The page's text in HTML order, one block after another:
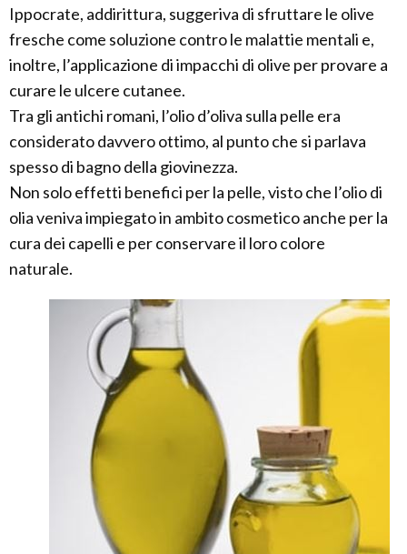
Ippocrate, addirittura, suggeriva di sfruttare le olive
fresche come soluzione contro le malattie mentali e,
inoltre, l’applicazione di impacchi di olive per provare a
curare le ulcere cutanee.
Tra gli antichi romani, l’olio d’oliva sulla pelle era
considerato davvero ottimo, al punto che si parlava
spesso di bagno della giovinezza.
Non solo effetti benefici per la pelle, visto che l’olio di
olia veniva impiegato in ambito cosmetico anche per la
cura dei capelli e per conservare il loro colore
naturale.